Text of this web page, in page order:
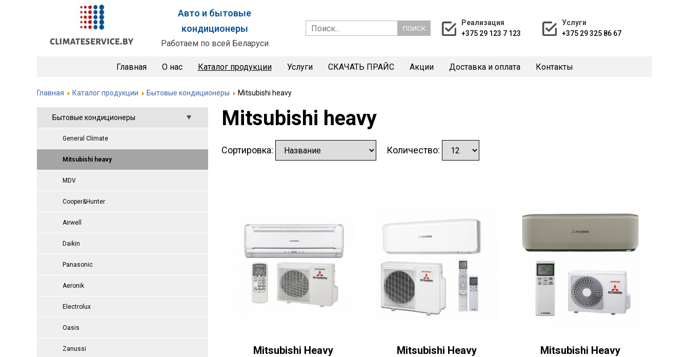
Авто и бытовые
кондиционеры
Работаем по всей Беларуси
Реализация
+375 29 123 7 123
Услуги
+375 29 325 86 67
Главная О нас Каталог продукции Услуги СКАЧАТЬ ПРАЙС Акции Доставка и оплата Контакты
Главная Каталог продукции Бытовые кондиционеры Mitsubishi heavy
Бытовые кондиционеры
General Climate
Mitsubishi heavy
MDV
Cooper&Hunter
Airwell
Daikin
Panasonic
Aeronik
Electrolux
Oasis
Zanussi
Mitsubishi heavy
Сортировка: Количество:
Mitsubishi Heavy
Mitsubishi Heavy
Mitsubishi Heavy